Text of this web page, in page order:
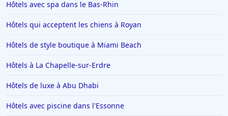
Hôtels avec spa dans le Bas-Rhin
Hôtels qui acceptent les chiens à Royan
Hôtels de style boutique à Miami Beach
Hôtels à La Chapelle-sur-Erdre
Hôtels de luxe à Abu Dhabi
Hôtels avec piscine dans l'Essonne